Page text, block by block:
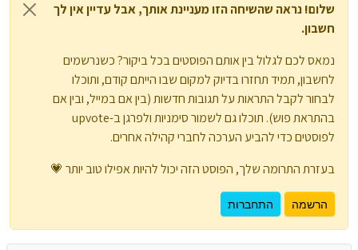
שלום! נראה שהשיחה הזו מעניינת אותך, אבל עדיין אין לך
חשבון.
נמאס לכם לגלול בין אותם הפוסטים בכל ביקור? כשנרשמים
לחשבון, תמיד תחזרו בדיוק למקום שבו הייתם קודם, ותוכלו
לבחור לקבל התראות על תגובות חדשות (בין אם במייל, ובין אם
בהתראת פוש). תוכלו גם לשמור סימניות ולפרגן ב-upvote
לפוסטים כדי להביע הערכה לחברי קהילה אחרים.
בעזרת התרומה שלך, הפוסט הזה יכול להיות אפילו טוב יותר 💗
הרשמה התחברות